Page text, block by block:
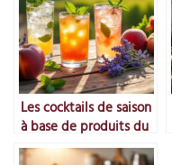
Les cocktails de saison
à base de produits du
Rhône